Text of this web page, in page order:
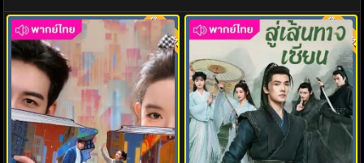
8.0 พากย์ไทย 6.0 พากย์ไทย